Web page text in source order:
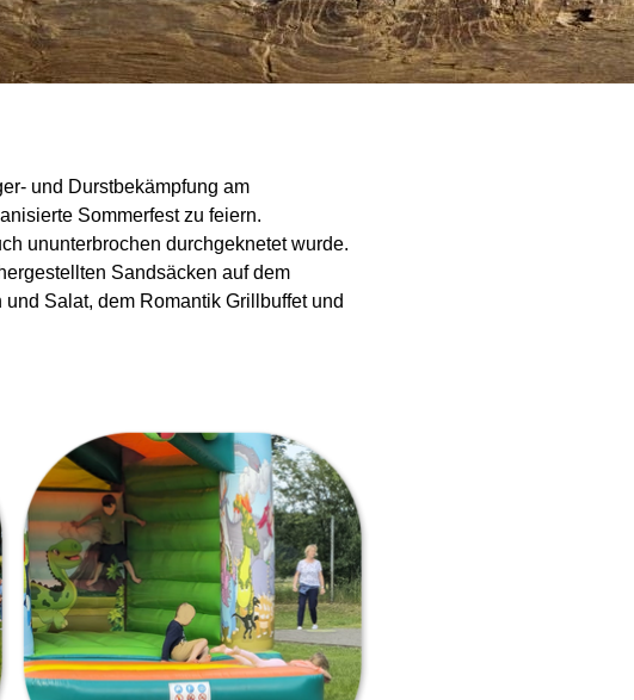
und Durstbekämpfung am
Sommerfest zu feiern.
ununterbrochen durchgeknetet wurde.
Sandsäcken auf dem
Salat, dem Romantik Grillbuffet und